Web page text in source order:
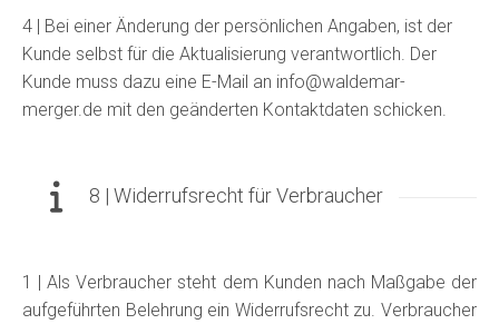
4 | Bei einer Änderung der persönlichen Angaben, ist der
Kunde selbst für die Aktualisierung verantwortlich. Der
Kunde muss dazu eine E-Mail an info@waldemar-
merger.de mit den geänderten Kontaktdaten schicken.
8 | Widerrufsrecht für Verbraucher
1 | Als Verbraucher steht dem Kunden nach Maßgabe der
aufgeführten Belehrung ein Widerrufsrecht zu. Verbraucher